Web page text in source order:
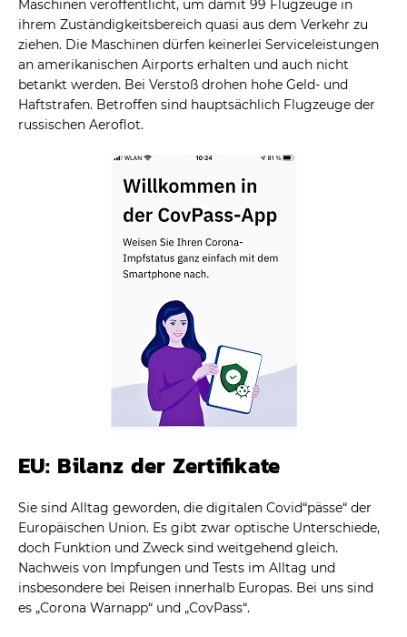
Maschinen veröffentlicht, um damit 99 Flugzeuge in
ihrem Zuständigkeitsbereich quasi aus dem Verkehr zu
ziehen. Die Maschinen dürfen keinerlei Serviceleistungen
an amerikanischen Airports erhalten und auch nicht
betankt werden. Bei Verstoß drohen hohe Geld- und
Haftstrafen. Betroffen sind hauptsächlich Flugzeuge der
russischen Aeroflot.
EU: Bilanz der Zertifikate
Sie sind Alltag geworden, die digitalen Covid“pässe“ der
Europäischen Union. Es gibt zwar optische Unterschiede,
doch Funktion und Zweck sind weitgehend gleich.
Nachweis von Impfungen und Tests im Alltag und
insbesondere bei Reisen innerhalb Europas. Bei uns sind
es „Corona Warnapp“ und „CovPass“.